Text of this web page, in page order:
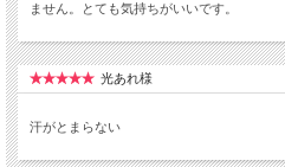
ません。とても気持ちがいいです。
光あれ様
汗がとまらない